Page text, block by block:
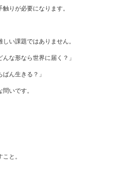
りが必要になります。
い課題ではありません。
んな形なら世界に届く？」
ばん生きる？」
いです。
と。